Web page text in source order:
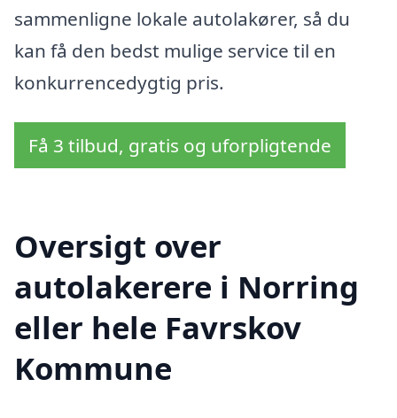
sammenligne lokale autolakører, så du
kan få den bedst mulige service til en
konkurrencedygtig pris.
Få 3 tilbud, gratis og uforpligtende
Oversigt over
autolakerere i Norring
eller hele Favrskov
Kommune